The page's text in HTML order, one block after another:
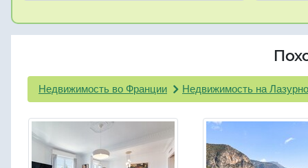
Недвижимость во Франции Недвижимость на